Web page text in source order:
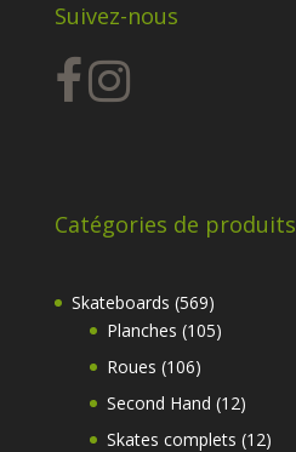
Suivez-nous
Catégories de produits
Skateboards 569569
produits
Planches 105105
Roues 106106
produits
Second Hand 1212
produits
Skates complets 1212